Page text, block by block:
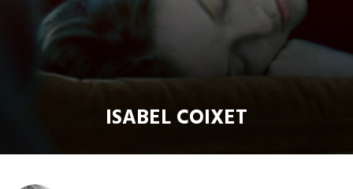
ISABEL COIXET